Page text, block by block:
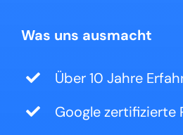
Was uns ausmacht
Über 10 Jahre
Google zertifizierte